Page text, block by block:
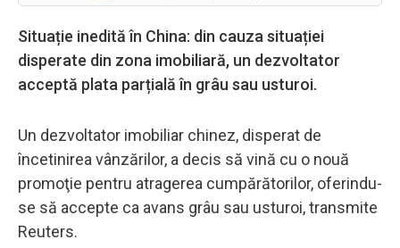
Situație inedită în China: din cauza situației
disperate din zona imobiliară, un dezvoltator
acceptă plata parțială în grâu sau usturoi.
Un dezvoltator imobiliar chinez, disperat de
încetinirea vânzărilor, a decis să vină cu o nouă
promoţie pentru atragerea cumpărătorilor, oferindu-
se să accepte ca avans grâu sau usturoi, transmite
Reuters.